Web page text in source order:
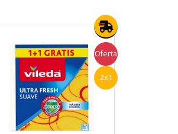
Oferta
2x1